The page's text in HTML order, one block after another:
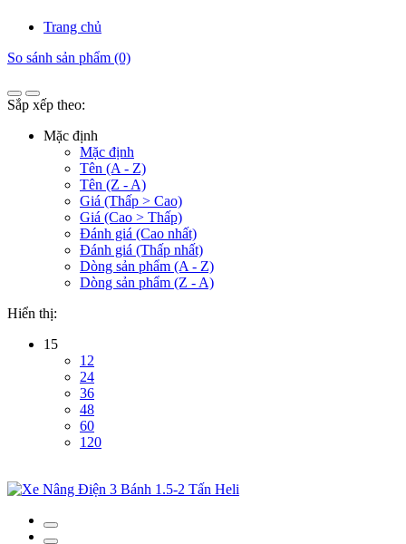
Trang chủ
So sánh sản phẩm (0)
Sắp xếp theo:
Mặc định
Mặc định
Tên (A - Z)
Tên (Z - A)
Giá (Thấp > Cao)
Giá (Cao > Thấp)
Đánh giá (Cao nhất)
Đánh giá (Thấp nhất)
Dòng sản phẩm (A - Z)
Dòng sản phẩm (Z - A)
Hiển thị:
15
12
24
36
48
60
120